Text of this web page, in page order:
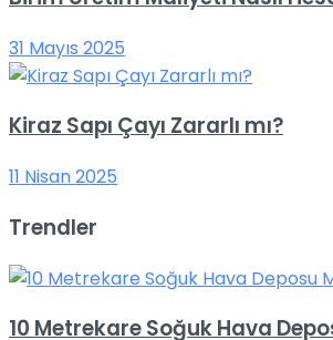
31 Mayıs 2025
Kiraz Sapı Çayı Zararlı mı?
11 Nisan 2025
Trendler
10 Metrekare Soğuk Hava